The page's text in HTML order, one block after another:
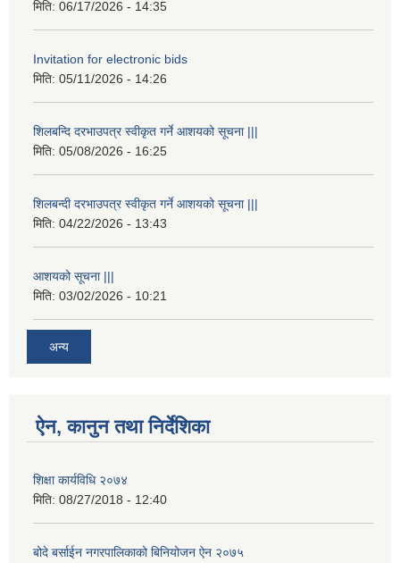
मिति: 06/17/2026 - 14:35
Invitation for electronic bids
मिति: 05/11/2026 - 14:26
शिलबन्दि दरभाउपत्र स्वीकृत गर्ने आशयको सूचना |||
मिति: 05/08/2026 - 16:25
शिलबन्दी दरभाउपत्र स्वीकृत गर्ने आशयको सूचना |||
मिति: 04/22/2026 - 13:43
आशयको सूचना |||
मिति: 03/02/2026 - 10:21
अन्य
ऐन, कानुन तथा निर्देशिका
शिक्षा कार्यविधि २०७४
मिति: 08/27/2018 - 12:40
बोदे बर्साईन नगरपालिकाको बिनियोजन ऐन २०७५